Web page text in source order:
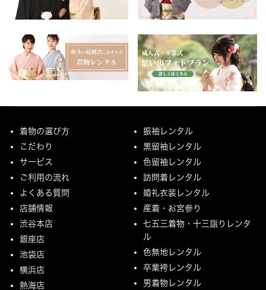
着物の選び方
こだわり
サービス
ご利用の流れ
よくある質問
店舗情報
渋谷本店
銀座店
池袋店
横浜店
熱海店
振袖レンタル
黒留袖レンタル
色留袖レンタル
訪問着レンタル
婚礼衣装レンタル
産着・お宮参り
七五三着物・十三詣りレンタ
ル
色無地レンタル
卒業袴レンタル
男着物レンタル